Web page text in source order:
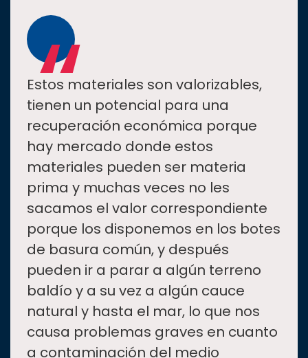
“
Estos materiales son valorizables,
tienen un potencial para una
recuperación económica porque
hay mercado donde estos
materiales pueden ser materia
prima y muchas veces no les
sacamos el valor correspondiente
porque los disponemos en los botes
de basura común, y después
pueden ir a parar a algún terreno
baldío y a su vez a algún cauce
natural y hasta el mar, lo que nos
causa problemas graves en cuanto
a contaminación del medio